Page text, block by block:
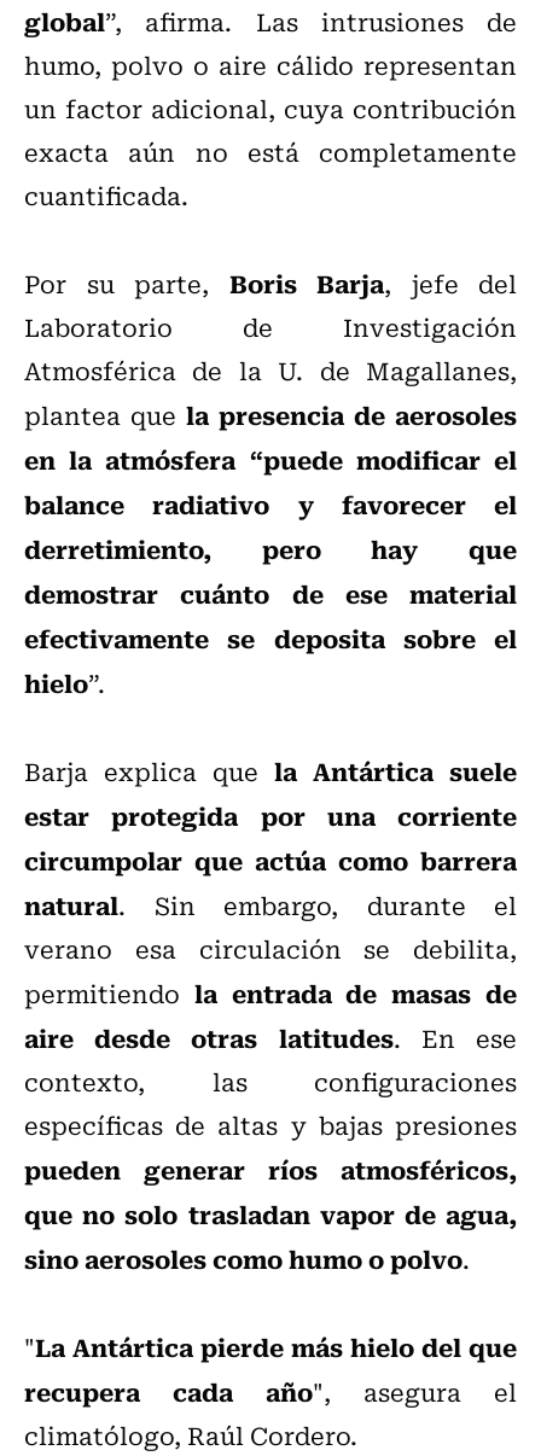
global”, afirma. Las intrusiones de
humo, polvo o aire cálido representan
un factor adicional, cuya contribución
exacta aún no está completamente
cuantificada.
Por su parte, Boris Barja, jefe del
Laboratorio de Investigación
Atmosférica de la U. de Magallanes,
plantea que la presencia de aerosoles
en la atmósfera “puede modificar el
balance radiativo y favorecer el
derretimiento, pero hay que
demostrar cuánto de ese material
efectivamente se deposita sobre el
hielo”.
Barja explica que la Antártica suele
estar protegida por una corriente
circumpolar que actúa como barrera
natural. Sin embargo, durante el
verano esa circulación se debilita,
permitiendo la entrada de masas de
aire desde otras latitudes. En ese
contexto, las configuraciones
específicas de altas y bajas presiones
pueden generar ríos atmosféricos,
que no solo trasladan vapor de agua,
sino aerosoles como humo o polvo.
"La Antártica pierde más hielo del que
recupera cada año", asegura el
climatólogo, Raúl Cordero.